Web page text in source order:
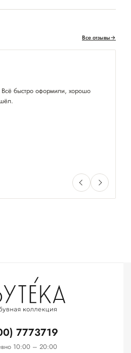
Все отзывы→
Всё быстро оформили, хорошо
7773719
10:00 – 20:00